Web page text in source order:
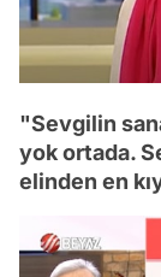
"Sevgilin
yok ortada.
elinden en